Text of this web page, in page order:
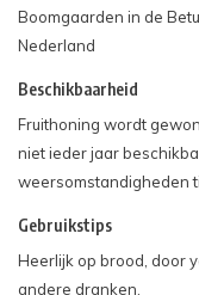
Boomgaarden in de
Nederland
Beschikbaarheid
Fruithoning wordt
niet ieder jaar
weersomstandigheden
Gebruikstips
Heerlijk op brood, door
andere dranken.